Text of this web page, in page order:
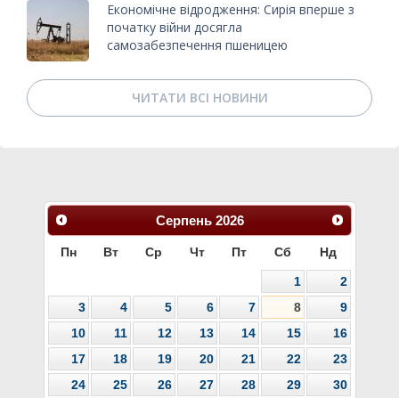
Економічне відродження: Сирія вперше з
початку війни досягла
самозабезпечення пшеницею
ЧИТАТИ ВСІ НОВИНИ
Серпень 2026
Пн Вт Ср Чт Пт Сб Нд
1
2
3
4 5 6 7 8
9
10
11 12 13 14 15
16
17
18 19 20 21 22
23
24
25 26 27 28 29
30